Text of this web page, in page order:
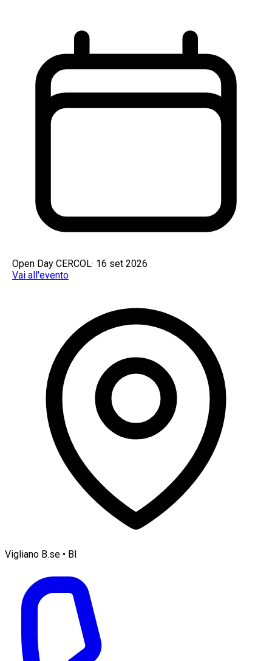
Open Day CERCOL· 16 set 2026
Vai all'evento
Vigliano B.se • BI